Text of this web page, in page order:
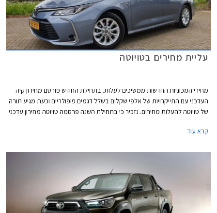
עליית מחירים בטויוטה
מחירי המכוניות החדשות ממשיכים לעלות. בתחילת החודש פורסם מחירון קיה
העדכני עם התייקרויות של אלפי שקלים בשלל דגמים פופולריים וכעת מגיע תורה
של טויוטה להעלות מחירים. נזכיר כי בתחילת השנה פרסמה טויוטה מחירון עדכני
הודעה של היצרנית על פיה עקב עיכובים בשרשרת האספקה חלו שינויים
זמני ההמתנה לרכבים חדשים. שיווקה של טויוטה יאריס הופסק לפני מספר
קרא עוד